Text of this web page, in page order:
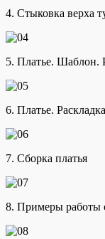
4. Стыковка верха
5. Платье. Шаблон.
6. Платье.
7. Сборка платья
8. Примеры работы